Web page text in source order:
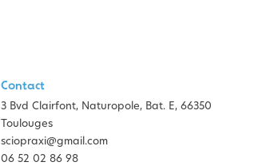
Contact
3 Bvd Clairfont, Naturopole, Bat. E, 66350
Toulouges
sciopraxi@gmail.com
06 52 02 86 98